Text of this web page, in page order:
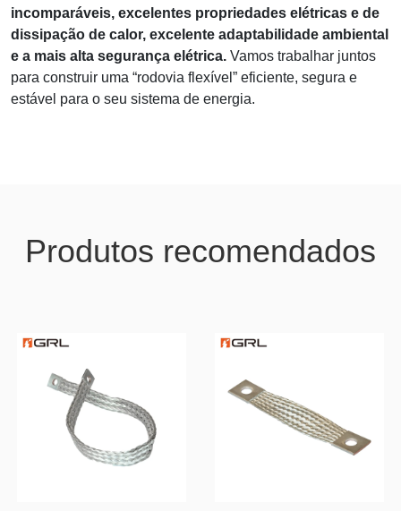
incomparáveis, excelentes propriedades elétricas e de
dissipação de calor, excelente adaptabilidade ambiental
e a mais alta segurança elétrica. Vamos trabalhar juntos
para construir uma “rodovia flexível” eficiente, segura e
estável para o seu sistema de energia.
Produtos recomendados